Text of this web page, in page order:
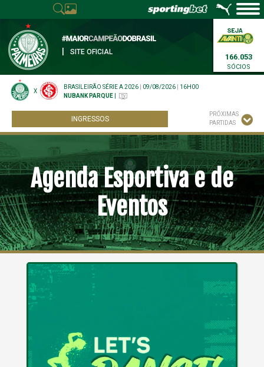
SITE OFICIAL
166.053
SÓCIOS
X
BRASILEIRÃO SÉRIE A 2026 09/08/2026
16H00
NUBANK PARQUE
INGRESSOS
PRÓXIMAS
PARTIDAS
Agenda Esportiva e de
Eventos